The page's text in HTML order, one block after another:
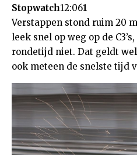
Stopwatch12:061
Verstappen stond ruim 20
leek snel op weg op de
rondetijd niet. Dat geldt
ook meteen de snelste tijd